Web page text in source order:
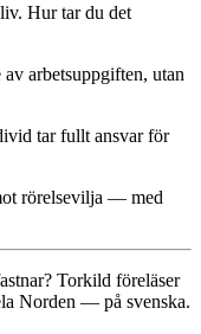
Hur tar du det
arbetsuppgiften, utan
tar fullt ansvar för
rörelsevilja — med
Torkild föreläser
Norden — på svenska.